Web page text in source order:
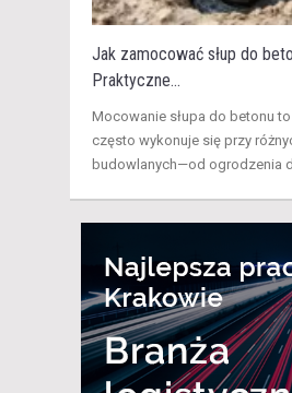
Jak zamocować słup do
Praktyczne...
Mocowanie słupa do betonu
często wykonuje się przy
budowlanych—od ogrodzenia